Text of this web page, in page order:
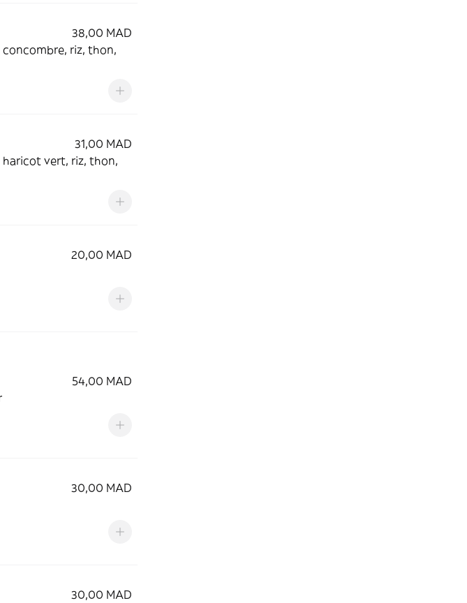
38,00 MAD
riz, thon,
31,00 MAD
vert, riz, thon,
20,00 MAD
54,00 MAD
30,00 MAD
30,00 MAD